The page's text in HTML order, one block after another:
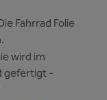
Fahrrad Folie
wird im
gefertigt -